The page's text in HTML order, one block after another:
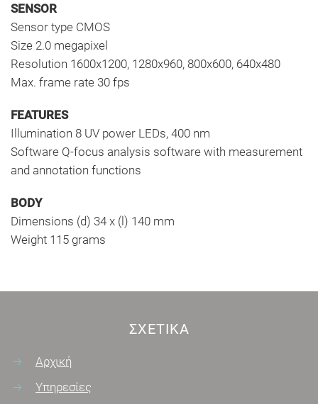
SENSOR
Sensor type CMOS
Size 2.0 megapixel
Resolution 1600x1200, 1280x960, 800x600, 640x480
Max. frame rate 30 fps
FEATURES
Illumination 8 UV power LEDs, 400 nm
Software Q-focus analysis software with measurement
and annotation functions
BODY
Dimensions (d) 34 x (l) 140 mm
Weight 115 grams
ΣΧΕΤΙΚΆ
Αρχική
Υπηρεσίες